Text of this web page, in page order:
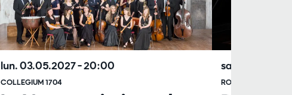
COLLEGIUM 1704
lun. 03.05.2027– 20:00
ROYAL
sam.